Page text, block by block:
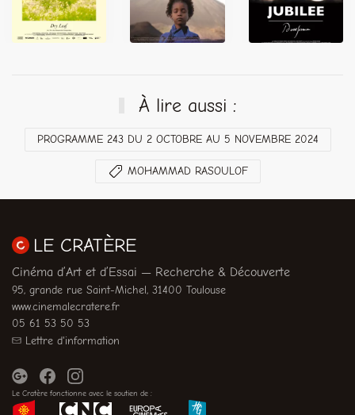
À lire aussi :
PROGRAMME 243 DU 2 OCTOBRE AU 5 NOVEMBRE 2024
MOHAMMAD RASOULOF
LE CRATÈRE
Cinéma d’Art et d’Essai — Recherche & Découverte
95, grande rue Saint-Michel, 31400 Toulouse
www.cinemalecratere.fr
05 61 53 50 53
Lettre d'information
Le Cratère fonctionne avec le soutien de :